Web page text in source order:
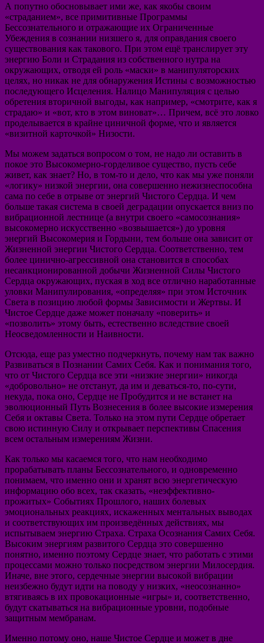
А попутно обосновывает ими же, как якобы своим
«страданием», все примитивные Программы
Бессознательного и отражающие их Ограниченные
Убеждения в сознании низшего я, для оправдания своего
существования как такового. При этом ещё транслирует эту
энергию Боли и Страдания из собственного нутра на
окружающих, отводя ей роль «маски» в манипуляторских
целях, но никак не для обнаружения Истины с возможностью
последующего Исцеления. Налицо Манипуляция с целью
обретения вторичной выгоды, как например, «смотрите, как я
страдаю» и «вот, кто в этом виноват»… Причем, всё это ловко
проделывается в крайне циничной форме, что и является
«визитной карточкой» Низости.
Мы можем задаться вопросом о том, не надо ли оставить в
покое это Высокомерно-горделивое существо, пусть себе
живет, как знает? Но, в том-то и дело, что как мы уже поняли
«логику» низкой энергии, она совершенно нежизнеспособна
сама по себе в отрыве от энергий Чистого Сердца. И чем
больше такая система в своей деградации опускается вниз по
вибрационной лестнице (а внутри своего «самосознания»
высокомерно искусственно «возвышается») до уровня
энергий Высокомерия и Гордыни, тем больше она зависит от
Жизненной энергии Чистого Сердца. Соответственно, тем
более цинично-агрессивной она становится в способах
несанкционированной добычи Жизненной Силы Чистого
Сердца окружающих, пуская в ход все отлично наработанные
уловки Манипулирования, «определяя» при этом Источник
Света в позицию любой формы Зависимости и Жертвы. И
Чистое Сердце даже может поначалу «поверить» и
«позволить» этому быть, естественно вследствие своей
Неосведомленности и Наивности.
Отсюда, еще раз уместно подчеркнуть, почему нам так важно
Развиваться в Познании Самих Себя. Как и понимания того,
что от Чистого Сердца все эти «низкие энергии» никогда
«добровольно» не отстанут, да им и деваться-то, по-сути,
некуда, пока оно, Сердце не Пробудится и не встанет на
эволюционный Путь Вознесения в более высокие измерения
Себя и октавы Света. Только на этом пути Сердце обретает
свою истинную Силу и открывает перспективы Спасения
всем остальным измерениям Жизни.
Как только мы касаемся того, что нам необходимо
прорабатывать планы Бессознательного, и одновременно
понимаем, что именно они и хранят всю энергетическую
информацию обо всех, так сказать, «неэффективно-
прожитых» Событиях Прошлого, наших болевых
эмоциональных реакциях, искаженных ментальных выводах
и соответствующих им произведённых действиях, мы
испытываем энергию Страха. Страха Осознания Самих Себя.
Высоким энергиям развитого Сердца это совершенно
понятно, именно поэтому Сердце знает, что работать с этими
процессами можно только посредством энергии Милосердия.
Иначе, вне этого, сердечные энергии высокой вибрации
неизбежно будут идти на поводу у низких, «неосознанно»
втягиваясь в их провокационные «игры» и, соответственно,
будут скатываться на вибрационные уровни, подобные
защитным мембранам.
Именно потому оно, наше Чистое Сердце и может в дне